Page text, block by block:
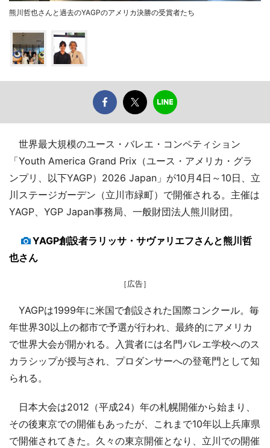
熊川哲也さんと過去のYAGPのアメリカ決勝の受賞者たち
世界最大規模のユース・バレエ・コンペティション
「Youth America Grand Prix（ユース・アメリカ・グラ
ンプリ、以下YAGP）2026 Japan」が10月4日～10日、立
川ステージガーデン（立川市緑町）で開催される。主催は
YAGP、YGP Japan事務局、一般財団法人熊川財団。
YAGP創設者ラリッサ・サヴァリエフさんと熊川哲
也さん
［広告］
YAGPは1999年に米国で創設された国際コンクール。毎
年世界30以上の都市で予選が行われ、最終的にアメリカ
で世界大会が開かれる。入賞者には名門バレエ学校へのス
カラシップが授与され、プロダンサーへの登竜門として知
られる。
日本大会は2012（平成24）年の札幌開催から始まり、
その後東京での開催もあったが、これまで10年以上兵庫県
で開催されてきた。久々の東京開催となり、立川での開催